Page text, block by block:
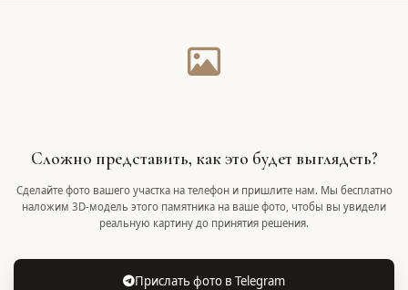
Сложно представить, как это будет выглядеть?
Сделайте фото вашего участка на телефон и пришлите нам. Мы бесплатно
наложим 3D-модель этого памятника на ваше фото, чтобы вы увидели
реальную картину до принятия решения.
Прислать фото в Telegram